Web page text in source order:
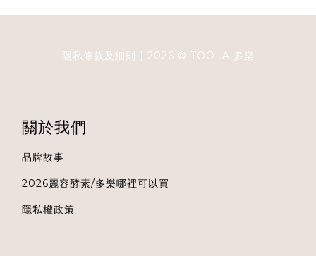
隱私條款及細則 | 2026 © TOOLA 多樂
關於我們
品牌故事
2026麗容酵素/多樂哪裡可以買
隱私權政策